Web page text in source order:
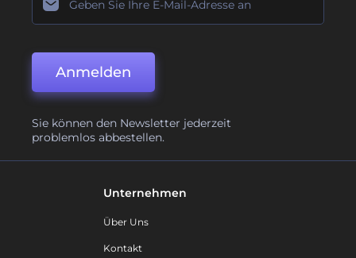
Anmelden
Sie können den Newsletter jederzeit
problemlos abbestellen.
Unternehmen
Über Uns
Kontakt